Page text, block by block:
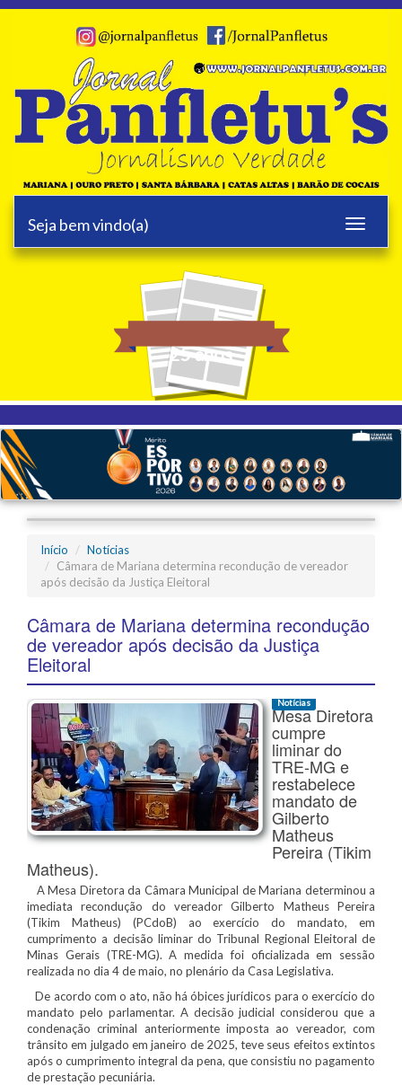
Toggle
Seja bem vindo(a)
25 anos
Início
Notícias
Câmara de Mariana determina recondução de vereador
após decisão da Justiça Eleitoral
Câmara de Mariana determina recondução
de vereador após decisão da Justiça
Eleitoral
Notícias
Mesa Diretora
cumpre
liminar do
TRE-MG e
restabelece
mandato de
Gilberto
Matheus
Pereira (Tikim
Matheus).
A Mesa Diretora da Câmara Municipal de Mariana determinou a
imediata recondução do vereador Gilberto Matheus Pereira
(Tikim Matheus) (PCdoB) ao exercício do mandato, em
cumprimento a decisão liminar do Tribunal Regional Eleitoral de
Minas Gerais (TRE-MG). A medida foi oficializada em sessão
realizada no dia 4 de maio, no plenário da Casa Legislativa.
De acordo com o ato, não há óbices jurídicos para o exercício do
mandato pelo parlamentar. A decisão judicial considerou que a
condenação criminal anteriormente imposta ao vereador, com
trânsito em julgado em janeiro de 2025, teve seus efeitos extintos
após o cumprimento integral da pena, que consistiu no pagamento
de prestação pecuniária.